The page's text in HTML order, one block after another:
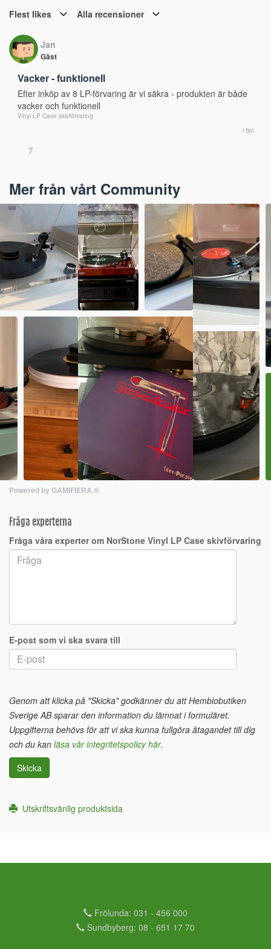
Flest likes Alla recensioner
Jan
Gäst
Vacker - funktionell
Efter inköp av 8 LP-förvaring är vi säkra - produkten är både
vacker och funktionell
Vinyl LP Case skivförvaring
i fjol
7
Mer från vårt Community
Powered by GAMIFIERA.®
Fråga experterna
Fråga våra experter om NorStone Vinyl LP Case skivförvaring
E-post som vi ska svara till
Genom att klicka på "Skicka" godkänner du att Hembiobutiken
Sverige AB sparar den information du lämnat i formuläret.
Uppgifterna behövs för att vi ska kunna fullgöra åtagandet till dig
och du kan läsa vår integritetspolicy här.
Skicka
Utskriftsvänlig produktsida
Frölunda: 031 - 456 000
Sundbyberg: 08 - 651 17 70